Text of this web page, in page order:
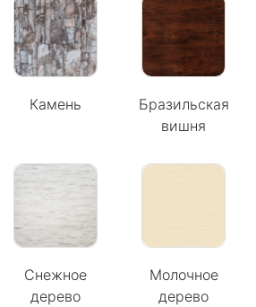
Камень
Бразильская
вишня
Снежное
дерево
Молочное
дерево